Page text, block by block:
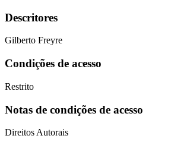
Descritores
Gilberto Freyre
Condições de acesso
Restrito
Notas de condições de acesso
Direitos Autorais